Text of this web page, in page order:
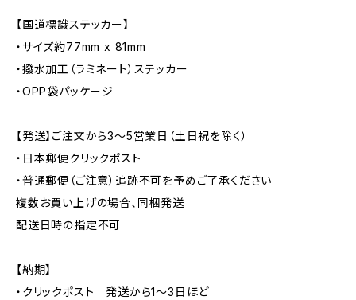
【国道標識ステッカー】
・サイズ約77mm x 81mm
・撥水加工（ラミネート）ステッカー
・OPP袋パッケージ
【発送】ご注文から3〜5営業日（土日祝を除く）
・日本郵便クリックポスト
・普通郵便（ご注意）追跡不可を予めご了承ください
複数お買い上げの場合、同梱発送
配送日時の指定不可
【納期】
・クリックポスト 発送から1〜3日ほど